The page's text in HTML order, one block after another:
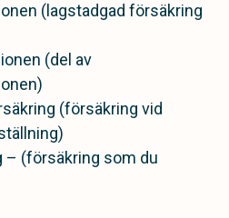
(lagstadgad försäkring
(del av
(försäkring vid
– (försäkring som du